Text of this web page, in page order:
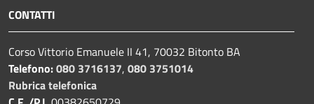
CONTATTI
Corso Vittorio Emanuele II 41, 70032 Bitonto BA
Telefono:080 3716137, 080 3751014
Rubrica telefonica